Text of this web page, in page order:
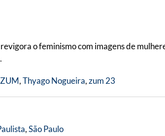
o feminismo com imagens de
,Thyago Nogueira,zum 23
,São Paulo